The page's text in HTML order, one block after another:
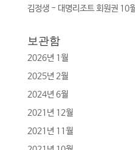
김정생- 대명리조트 회원권 10
보관함
2026년 1월
2025년 2월
2024년 6월
2021년 12월
2021년 11월